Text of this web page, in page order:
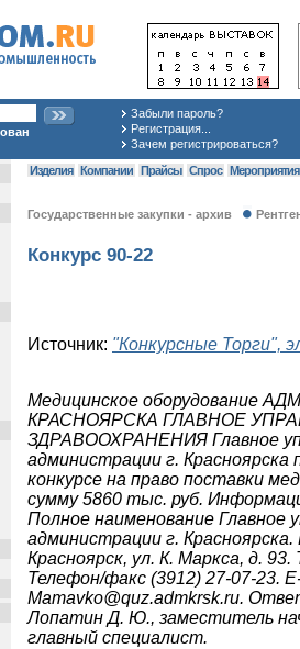
Забыли пароль?
Регистрация...
Зачем регистрироваться?
Изделия Компании Прайсы Спрос Мероприятия
Государственные закупки - архив
Конкурс 90-22
Источник: "Конкурсные Торги",
Медицинское оборудование
КРАСНОЯРСКА ГЛАВНОЕ
ЗДРАВООХРАНЕНИЯ Главное
администрации г.
конкурсе на право поставки
сумму 5860 тыс. руб.
Полное наименование Главное
администрации г.
Красноярск, ул. К. Маркса, д.
Телефон/факс (3912) 27-07-23.
Mamavko@quz.admkrsk.ru.
Лопатин Д. Ю., заместитель
главный специалист.